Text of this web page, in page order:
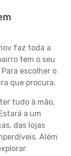
faz toda a
tem o seu
escolher o
que procura.
tudo à mão,
a um
das lojas
Além